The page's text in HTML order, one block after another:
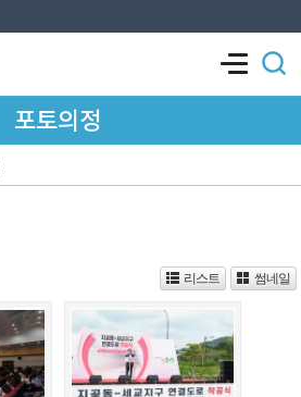
포토의정
리스트 썸네일